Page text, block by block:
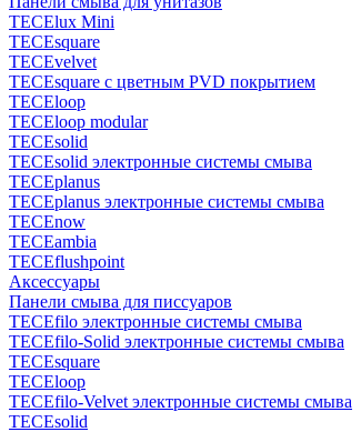
TECElux Mini
TECEsquare
TECEvelvet
TECEsquare с цветным PVD покрытием
TECEloop
TECEloop modular
TECEsolid
TECEsolid электронные системы смыва
TECEplanus
TECEplanus электронные системы смыва
TECEnow
TECEambia
TECEflushpoint
Аксессуары
Панели смыва для писсуаров
TECEfilo электронные системы смыва
TECEfilo-Solid электронные системы смыва
TECEsquare
TECEloop
TECEfilo-Velvet электронные системы смыва
TECEsolid